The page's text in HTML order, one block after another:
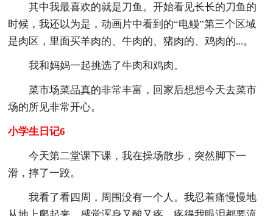
其中我最喜欢的就是刀鱼。开始看见长长的刀鱼的
时候，我还以为是，动画片中看到的“电鳗”第三个区域
是肉区，里面买羊肉的、牛肉的、猪肉的、鸡肉的...。
我和妈妈一起挑选了牛肉和鸡肉。
菜市场菜品真的非常丰富，回家后想想今天去菜市
场的所见非常开心。
小学生日记6
今天第二堂课下课，我在操场散步，突然脚下一
滑，摔了一跤。
我看了看四周，周围没有一个人。我忍着痛慢慢地